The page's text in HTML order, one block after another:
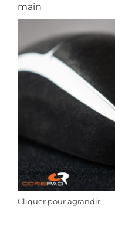
main
Cliquer pour agrandir